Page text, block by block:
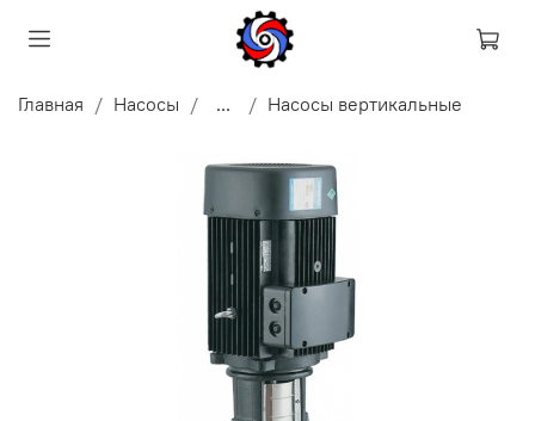
Главная Насосы ... Насосы вертикальные